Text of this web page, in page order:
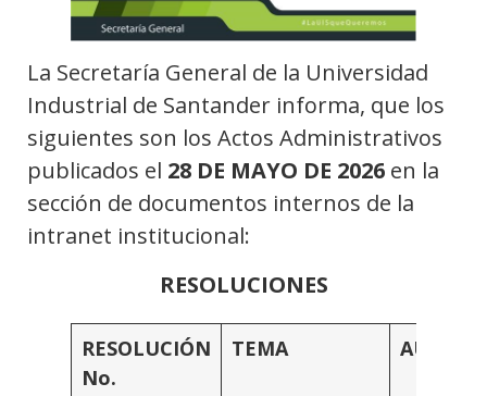
La Secretaría General de la Universidad
Industrial de Santander informa, que los
siguientes son los Actos Administrativos
publicados el 28 DE MAYO DE 2026 en la
sección de documentos internos de la
intranet institucional:
RESOLUCIONES
RESOLUCIÓN
No.
TEMA